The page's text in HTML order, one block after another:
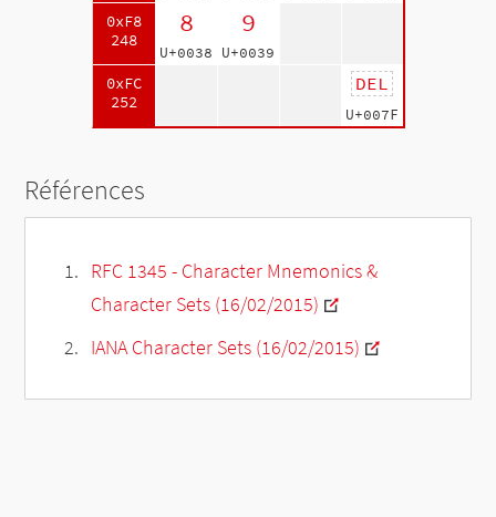
0xF8
248
0xFC
252
8
U+0038
9
U+0039
DEL
U+007F
Références
RFC 1345 - Character Mnemonics &
Character Sets (16/02/2015)
IANA Character Sets (16/02/2015)